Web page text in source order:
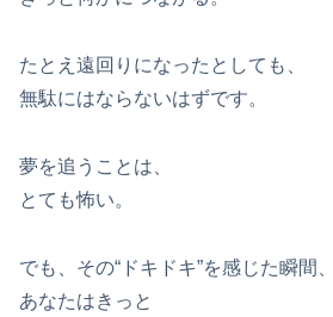
たとえ遠回りになったとしても、
無駄にはならないはずです。
夢を追うことは、
とても怖い。
でも、その“ドキドキ”を感じた瞬間、
あなたはきっと